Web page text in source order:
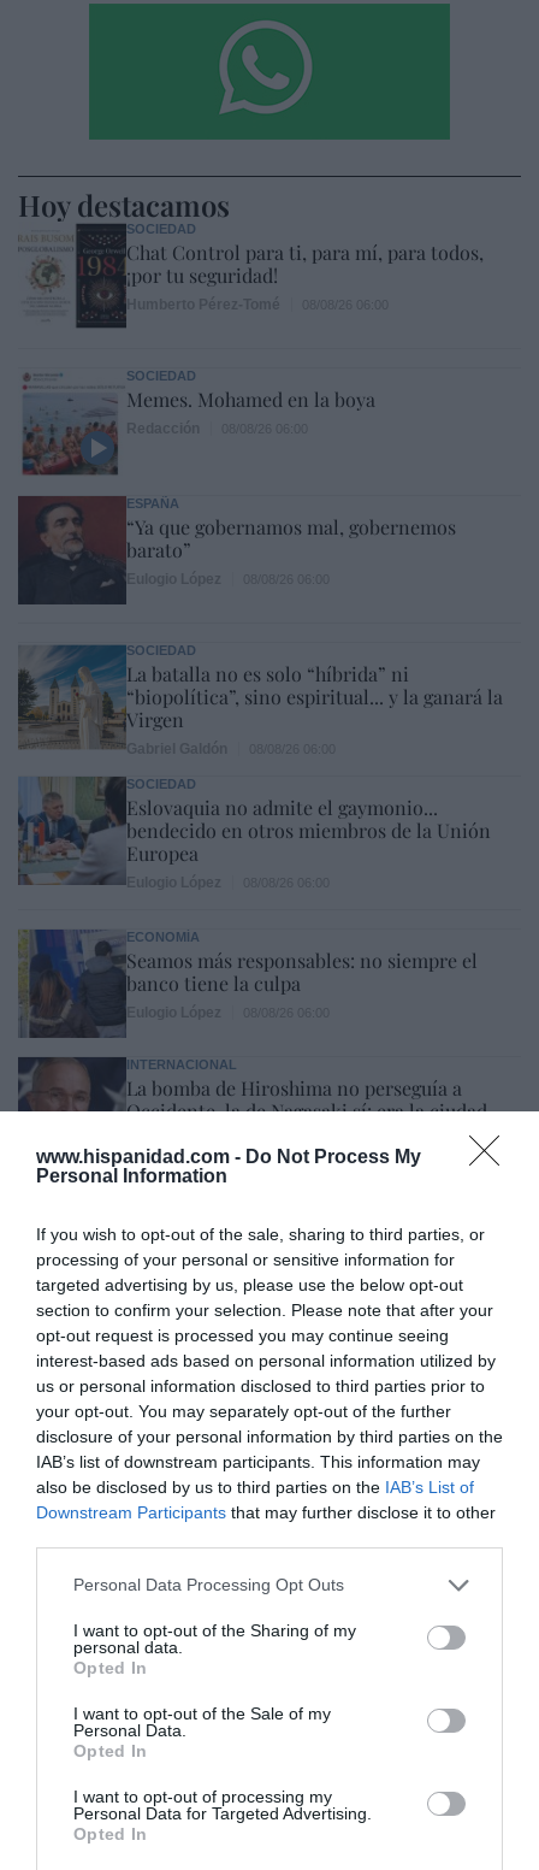
www.hispanidad.com - Do Not Process My
Personal Information
If you wish to opt-out of the sale, sharing to third parties, or
processing of your personal or sensitive information for
targeted advertising by us, please use the below opt-out
section to confirm your selection. Please note that after your
opt-out request is processed you may continue seeing
interest-based ads based on personal information utilized by
us or personal information disclosed to third parties prior to
your opt-out. You may separately opt-out of the further
disclosure of your personal information by third parties on the
IAB’s list of downstream participants. This information may
also be disclosed by us to third parties on the IAB’s List of
Downstream Participants that may further disclose it to other
Personal Data Processing Opt Outs
I want to opt-out of the Sharing of my
personal data.
Opted In
I want to opt-out of the Sale of my
Personal Data.
Opted In
I want to opt-out of processing my
Personal Data for Targeted Advertising.
Opted In
Hoy destacamos
SOCIEDAD
Chat Control para ti, para mí, para todos,
¡por tu seguridad!
SOCIEDAD
Memes. Mohamed en la boya
ESPAÑA
“Ya que gobernamos mal, gobernemos
barato”
SOCIEDAD
La batalla no es solo “híbrida” ni
“biopolítica”, sino espiritual... y la ganará la
Virgen
SOCIEDAD
Eslovaquia no admite el gaymonio...
bendecido en otros miembros de la Unión
Europea
ECONOMÍA
Seamos más responsables: no siempre el
banco tiene la culpa
INTERNACIONAL
La bomba de Hiroshima no perseguía a
Occidente, la de Nagasaki sí: era la ciudad
Eulogio López 08/08/26 06:00
Marcelo Gullo: “El trabajo de desmitificar la
historia, de poner la verdadera, de
desmontar la falsificación, es un trabajo
cristiano"
por Hispanidad
Artículos anteriores
DIARIO DE LA CORRUPCIÓN SANCHISTA
Diario de la corrupción sanchista. Hazte
“Pedro Sánchez es un criminal”
por Redacción
Artículos anteriores
Enormes minucias
por Eulogio López